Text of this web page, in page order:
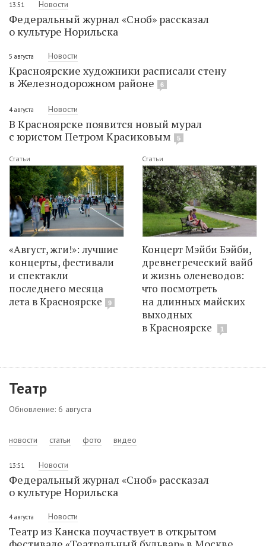
13:51 Новости
Федеральный журнал «Сноб» рассказал
о культуре Норильска
5 августа Новости
Красноярские художники расписали стену
в Железнодорожном районе
6
4 августа Новости
В Красноярске появится новый мурал
с юристом Петром Красиковым
5
Статьи
«Август, жги!»: лучшие
концерты, фестивали
и спектакли
последнего месяца
лета в Красноярске
9
Статьи
Концерт Мэйби Бэйби,
древнегреческий вайб
и жизнь оленеводов:
что посмотреть
на длинных майских
выходных
в Красноярске
1
Театр
Обновление: 6 августа
новости статьи фото видео
13:51 Новости
Федеральный журнал «Сноб» рассказал
о культуре Норильска
4 августа Новости
Театр из Канска поучаствует в открытом